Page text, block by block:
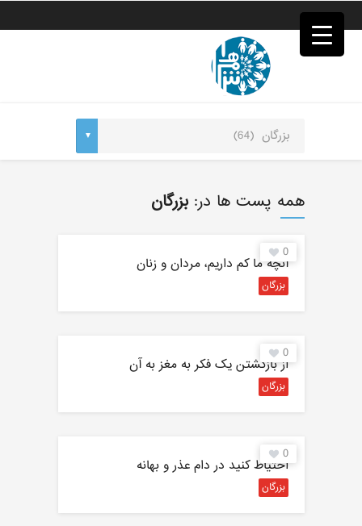
فصد
خون
تهران
همه پست ها در:بزرگان
0
آنچه ما کم داریم، مردان و زنان
بزرگان
0
از بازگشتن یک فکر به مغز به آن
بزرگان
0
احتیاط كنید در دام عذر و بهانه
بزرگان